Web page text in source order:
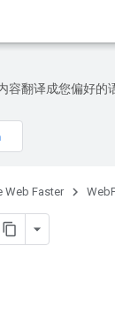
容翻译成您偏好的
Web Faster